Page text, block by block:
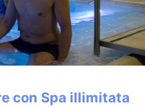
con Spa illimitata